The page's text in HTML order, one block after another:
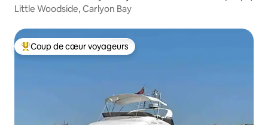
Little Woodside, Carlyon Bay
Coup de cœur voyageurs parmi les plus aimés
Coup de cœur voyageurs